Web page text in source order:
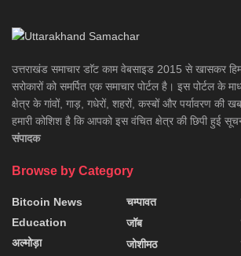
उत्तराखंड समाचार डाॅट काम वेबसाइड 2015 से खासकर
सरोकारों को समर्पित एक समाचार पोर्टल है। इस पोर्टल के
क्षेत्र के गांवों, गाड़, गधेरों, शहरों, कस्बों और पर्यावरण की
हमारी कोशिश है कि आपको इस वंचित क्षेत्र की छिपी हुई
संपादक
Browse by Category
Bitcoin News
Education
अल्मोड़ा
चम्पावत
जॉब
जोशीमठ